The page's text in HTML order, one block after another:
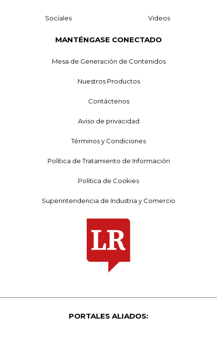
Sociales Videos
MANTÉNGASE CONECTADO
Mesa de Generación de Contenidos
Nuestros Productos
Contáctenos
Aviso de privacidad
Términos y Condiciones
Política de Tratamiento de Información
Política de Cookies
Superintendencia de Industria y Comercio
PORTALES ALIADOS: